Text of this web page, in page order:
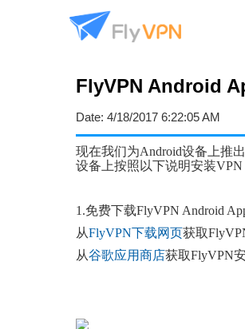
FlyVPN Android
Date: 4/18/2017 6:22:05 AM
现在我们为Android设备上推
设备上按照以下说明安装
1.免费下载FlyVPN Android
从FlyVPN下载网页获取
从谷歌应用商店获取FlyVPN